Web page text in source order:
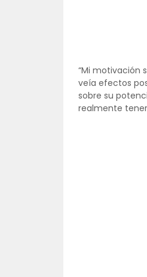
“Mi motivación
veía efectos
sobre su
realmente